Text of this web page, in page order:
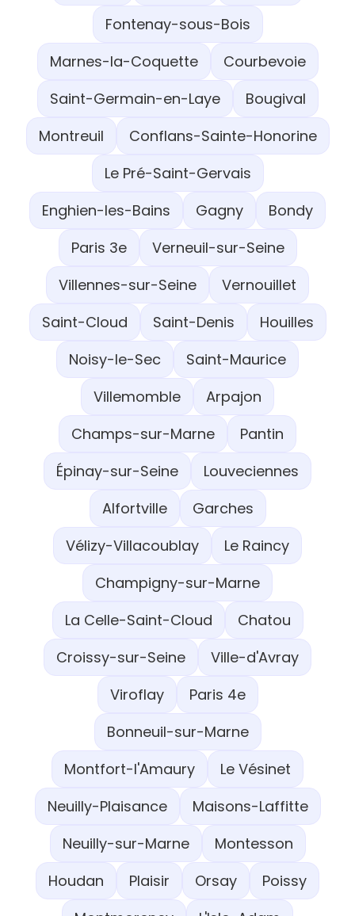
Fontenay-sous-Bois
Marnes-la-Coquette
Courbevoie
Saint-Germain-en-Laye
Bougival
Montreuil
Conflans-Sainte-Honorine
Le Pré-Saint-Gervais
Enghien-les-Bains
Gagny
Bondy
Paris 3e
Verneuil-sur-Seine
Villennes-sur-Seine
Vernouillet
Saint-Cloud
Saint-Denis
Houilles
Noisy-le-Sec
Saint-Maurice
Villemomble
Arpajon
Champs-sur-Marne
Pantin
Épinay-sur-Seine
Louveciennes
Alfortville
Garches
Vélizy-Villacoublay
Le Raincy
Champigny-sur-Marne
La Celle-Saint-Cloud
Chatou
Croissy-sur-Seine
Ville-d'Avray
Viroflay
Paris 4e
Bonneuil-sur-Marne
Montfort-l'Amaury
Le Vésinet
Neuilly-Plaisance
Maisons-Laffitte
Neuilly-sur-Marne
Montesson
Houdan
Plaisir Orsay
Poissy